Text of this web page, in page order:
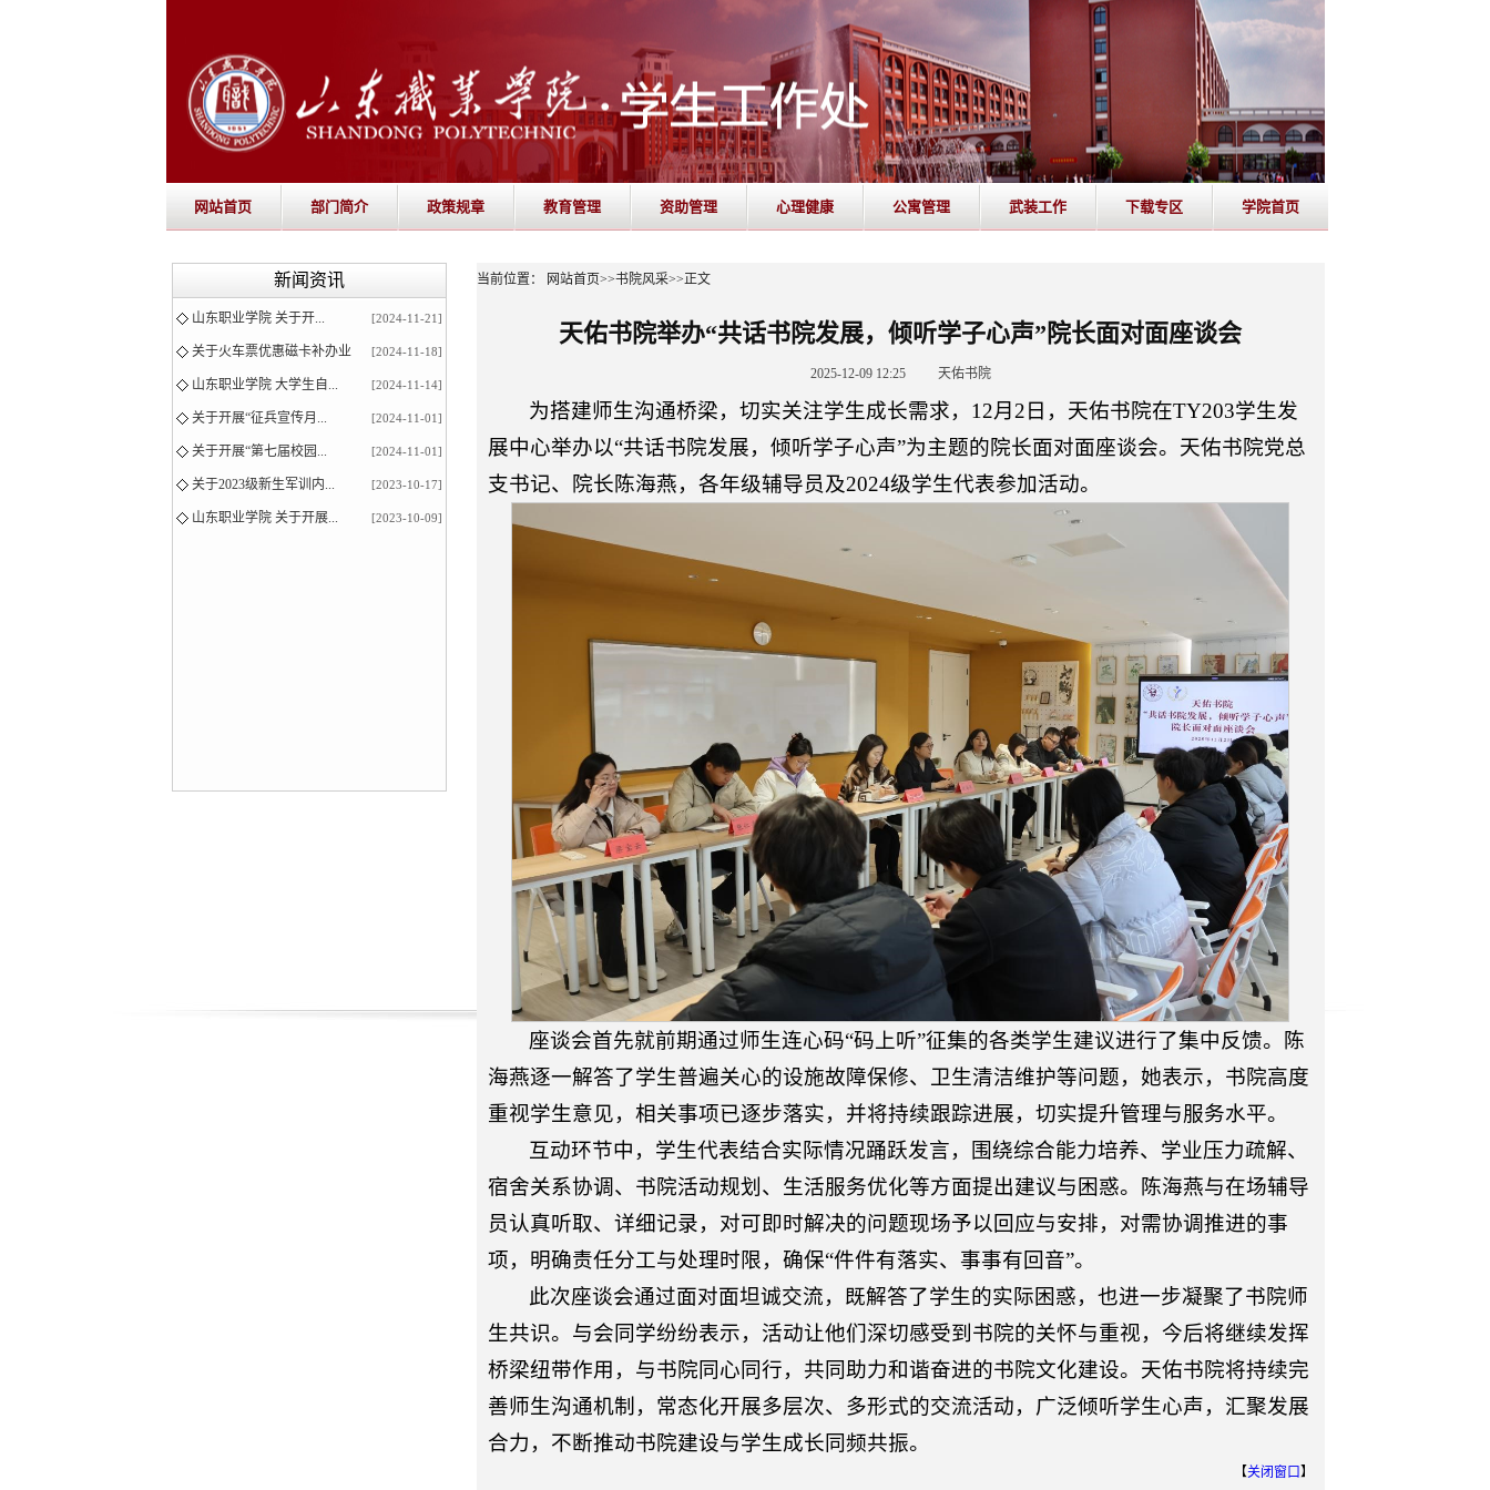
网站首页 部门简介 政策规章 教育管理 资助管理 心理健康 公寓管理 武装工作 下载专区 学院首页
新闻资讯
山东职业学院 关于开... [2024-11-21]
关于火车票优惠磁卡补办业 [2024-11-18]
山东职业学院 大学生自... [2024-11-14]
关于开展“征兵宣传月... [2024-11-01]
关于开展“第七届校园... [2024-11-01]
关于2023级新生军训内... [2023-10-17]
山东职业学院 关于开展... [2023-10-09]
当前位置： 网站首页>>书院风采>>正文
天佑书院举办“共话书院发展，倾听学子心声”院长面对面座谈会
2025-12-09 12:25 天佑书院
为搭建师生沟通桥梁，切实关注学生成长需求，12月2日，天佑书院在TY203学生发
展中心举办以“共话书院发展，倾听学子心声”为主题的院长面对面座谈会。天佑书院党总
支书记、院长陈海燕，各年级辅导员及2024级学生代表参加活动。
座谈会首先就前期通过师生连心码“码上听”征集的各类学生建议进行了集中反馈。陈
海燕逐一解答了学生普遍关心的设施故障保修、卫生清洁维护等问题，她表示，书院高度
重视学生意见，相关事项已逐步落实，并将持续跟踪进展，切实提升管理与服务水平。
互动环节中，学生代表结合实际情况踊跃发言，围绕综合能力培养、学业压力疏解、
宿舍关系协调、书院活动规划、生活服务优化等方面提出建议与困惑。陈海燕与在场辅导
员认真听取、详细记录，对可即时解决的问题现场予以回应与安排，对需协调推进的事
项，明确责任分工与处理时限，确保“件件有落实、事事有回音”。
此次座谈会通过面对面坦诚交流，既解答了学生的实际困惑，也进一步凝聚了书院师
生共识。与会同学纷纷表示，活动让他们深切感受到书院的关怀与重视，今后将继续发挥
桥梁纽带作用，与书院同心同行，共同助力和谐奋进的书院文化建设。天佑书院将持续完
善师生沟通机制，常态化开展多层次、多形式的交流活动，广泛倾听学生心声，汇聚发展
合力，不断推动书院建设与学生成长同频共振。
【关闭窗口】